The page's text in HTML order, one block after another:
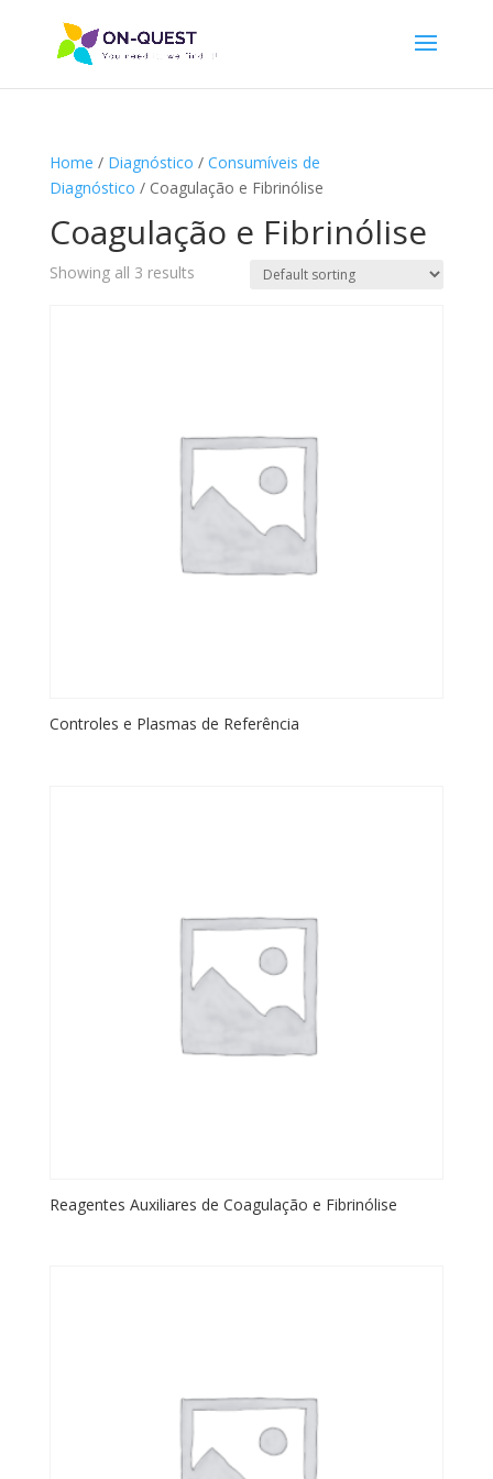
Home / Diagnóstico / Consumíveis de
Diagnóstico / Coagulação e Fibrinólise
Coagulação e Fibrinólise
Showing all 3 results
Controles e Plasmas de Referência
Reagentes Auxiliares de Coagulação e Fibrinólise